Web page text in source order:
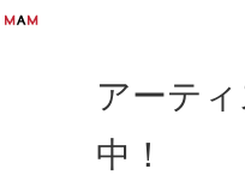
アーテ
中！